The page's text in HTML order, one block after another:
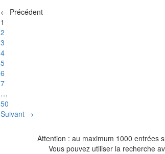
← Précédent
1
2
3
4
5
6
7
…
50
Suivant →
Attention : au maximum 1000 entrées
Vous pouvez utiliser la recherche